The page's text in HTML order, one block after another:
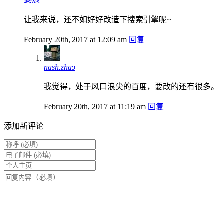
让我来说，还不如好好改造下搜索引擎呢~
February 20th, 2017 at 12:09 am 回复
nash.zhao
我觉得，处于风口浪尖的百度，要改的还有很多。
February 20th, 2017 at 11:19 am 回复
添加新评论